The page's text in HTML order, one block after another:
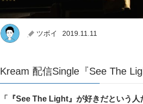
ツボイ 2019.11.11
Kream 配信Single『See The
「『See The Light』が好きだという